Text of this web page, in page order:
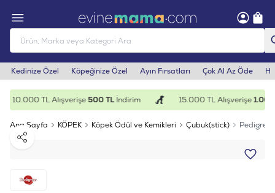
Kedinize Özel Köpeğinize Özel Ayın Fırsatları Çok Al Az Öde
10.000 TL Alışverişe500 TLİndirim 15.000 TL Alışverişe1.000
Ana Sayfa KÖPEK Köpek Ödül ve Kemikleri Çubuk(stick)
Pedigree
Paylaş